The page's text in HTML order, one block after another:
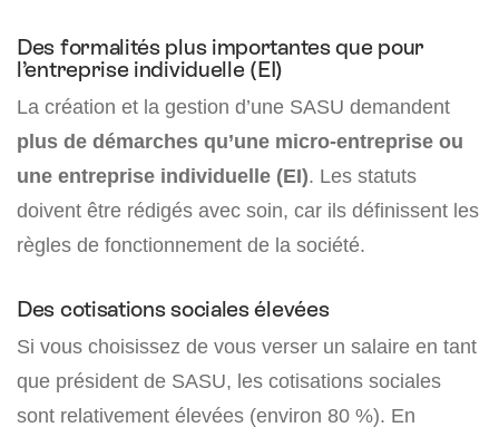
Des formalités plus importantes que pour
l’entreprise individuelle (EI)
La création et la gestion d’une SASU demandent
plus de démarches qu’une micro-entreprise ou
une entreprise individuelle (EI). Les statuts
doivent être rédigés avec soin, car ils définissent les
règles de fonctionnement de la société.
Des cotisations sociales élevées
Si vous choisissez de vous verser un salaire en tant
que président de SASU, les cotisations sociales
sont relativement élevées (environ 80 %). En